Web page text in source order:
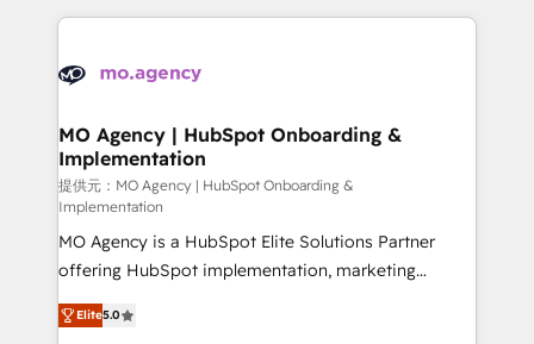
Accreditations. Based in Canada (coast to coast), our
services are offered in both English & French.
extensive HubSpot, sales, marketing, service and
HubSpot journey, design and implement your
infrastructure to life. Our collaborative approach
keeps you in control whilst we plan and support the
route to your revenue goals. We have successfully
supported over 500 organisations with HubSpot
implementation, optimisation, training, and
adoption assurance. Our tried and tested Roadmap
methodology will ensure that you receive the best
deployment experience possible. Whether you are
MO Agency | HubSpot Onboarding &
Implementation
提供元：MO Agency | HubSpot Onboarding &
Implementation
MO Agency is a HubSpot Elite Solutions Partner
offering HubSpot implementation, marketing
automation, CRM and RevOps consulting, B2B SEO,
paid media, content marketing, AEO and GEO (AI
Elite5.0